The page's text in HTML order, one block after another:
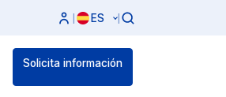
ES |
Solicita información